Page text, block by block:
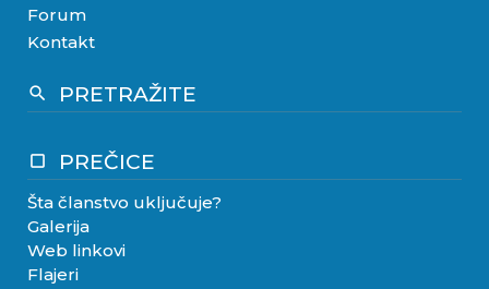
Forum
Kontakt
search PRETRAŽITE
crop_square PREČICE
Šta članstvo uključuje?
Galerija
Web linkovi
Flajeri